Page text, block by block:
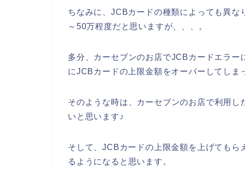
ちなみに、JCBカードの種類によっても異
～50万程度だと思いますが、、、。
多分、カーセブンのお店でJCBカードエラ
にJCBカードの上限金額をオーバーしてしま
そのような時は、カーセブンのお店で利用
いと思います♪
そして、JCBカードの上限金額を上げても
るようになると思います。